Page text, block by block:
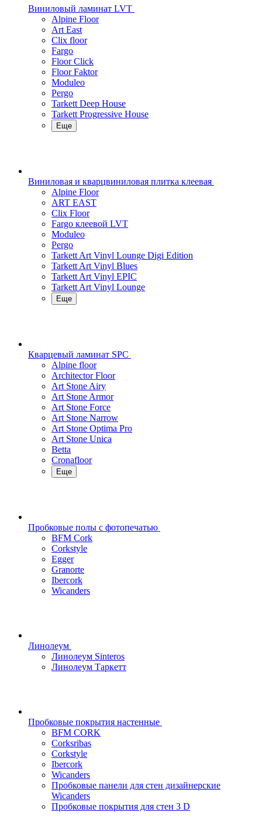
Виниловый ламинат LVT
Alpine Floor
Art East
Clix floor
Fargo
Floor Click
Floor Faktor
Moduleo
Pergo
Tarkett Deep House
Tarkett Progressive House
Еще
Виниловая и кварцвиниловая плитка клеевая
Alpine Floor
ART EAST
Clix Floor
Fargo клеевой LVT
Moduleo
Pergo
Tarkett Art Vinyl Lounge Digi Edition
Tarkett Art Vinyl Blues
Tarkett Art Vinyl EPIC
Tarkett Art Vinyl Lounge
Еще
Кварцевый ламинат SPC
Alpine floor
Architector Floor
Art Stone Airy
Art Stone Armor
Art Stone Force
Art Stone Narrow
Art Stone Optima Pro
Art Stone Unica
Betta
Cronafloor
Еще
Пробковые полы с фотопечатью
BFM Cork
Corkstyle
Egger
Granorte
Ibercork
Wicanders
Линолеум
Линолеум Sinteros
Линолеум Таркетт
Пробковые покрытия настенные
BFM CORK
Corksribas
Corkstyle
Ibercork
Wicanders
Пробковые панели для стен дизайнерские
Wicanders
Пробковые покрытия для стен 3 D